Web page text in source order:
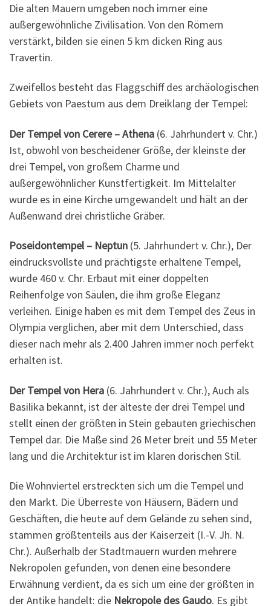
Die alten Mauern umgeben noch immer eine
außergewöhnliche Zivilisation. Von den Römern
verstärkt, bilden sie einen 5 km dicken Ring aus
Travertin.
Zweifellos besteht das Flaggschiff des archäologischen
Gebiets von Paestum aus dem Dreiklang der Tempel:
Der Tempel von Cerere – Athena (6. Jahrhundert v. Chr.)
Ist, obwohl von bescheidener Größe, der kleinste der
drei Tempel, von großem Charme und
außergewöhnlicher Kunstfertigkeit. Im Mittelalter
wurde es in eine Kirche umgewandelt und hält an der
Außenwand drei christliche Gräber.
Poseidontempel – Neptun (5. Jahrhundert v. Chr.), Der
eindrucksvollste und prächtigste erhaltene Tempel,
wurde 460 v. Chr. Erbaut mit einer doppelten
Reihenfolge von Säulen, die ihm große Eleganz
verleihen. Einige haben es mit dem Tempel des Zeus in
Olympia verglichen, aber mit dem Unterschied, dass
dieser nach mehr als 2.400 Jahren immer noch perfekt
erhalten ist.
Der Tempel von Hera (6. Jahrhundert v. Chr.), Auch als
Basilika bekannt, ist der älteste der drei Tempel und
stellt einen der größten in Stein gebauten griechischen
Tempel dar. Die Maße sind 26 Meter breit und 55 Meter
lang und die Architektur ist im klaren dorischen Stil.
Die Wohnviertel erstreckten sich um die Tempel und
den Markt. Die Überreste von Häusern, Bädern und
Geschäften, die heute auf dem Gelände zu sehen sind,
stammen größtenteils aus der Kaiserzeit (I.-V. Jh. N.
Chr.). Außerhalb der Stadtmauern wurden mehrere
Nekropolen gefunden, von denen eine besondere
Erwähnung verdient, da es sich um eine der größten in
der Antike handelt: die Nekropole des Gaudo. Es gibt